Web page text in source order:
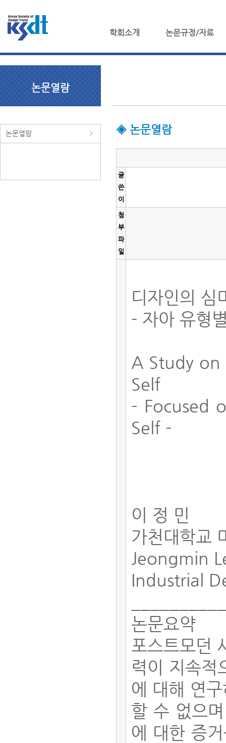
학회소개 논문규정/자료
논문열람
논문열람 ◈ 논문열람
글
쓴
이
첨
부
파
일
디자인의 심
- 자아 유형
A Study on
Self
- Focused
Self -
이 정 민
가천대학교
Jeongmin
Industrial
논문요약
포스트모던
력이 지속적
에 대해 연
할 수 없으
에 대한 증